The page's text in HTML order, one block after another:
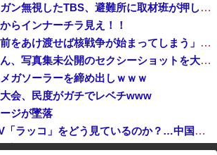
世代戦闘機「Su-57」の購入を見送りか！
熊本県知事の要請をガン無視したTBS、避難所に取材班が押し入ってプライバシーに全く配慮しない報道を……
らインナーチラ見え！！
「私達が原爆ドーム前をあけ渡せば核戦争が始まってしまう」と訴える市民団体、それを聞いた被爆3世の人が……
【画像】影山優佳さん、写真集未公開のセクシーショットを大解禁してしまうwwwwww
ガソーラーを締め出しｗｗｗ
大会、民度がガチでレベチwww
ジが墜落
日本人はBYDの軽EV「ラッコ」をどう見ているのか？…中国メディア！
MDL「秋葉原店オープン記念！キーボード900台・マウス100台無料でプレゼント！」→秋葉原が大変なことになってしまう